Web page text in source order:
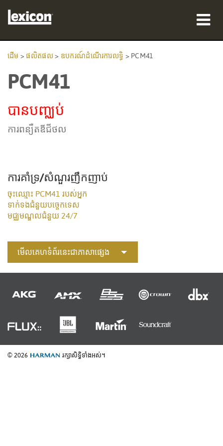
ផលិតផល
កន្លែងទិញ
ភាសា/តំបន់
ដើម >ផលិតផល> ឧបករណ៍ដំណើរការលទ្ធិ > PCM41
PCM41
បានបញ្ឈប់
ការពន្យឺតឌីជីថល
ការគាំទ្រ/សំណួរញឹកញាប់
ចុះឈ្មោះ PCM41 របស់អ្នក
ទាក់ទងជំនួយបច្ចេកទេស
មជ្ឈមណ្ឌលជំនួយ 24/7
មើលគេហទំព័រនេះជាភាសាផ្សេង
© 2026 រក្សាសិទ្ធិទាំងអស់។